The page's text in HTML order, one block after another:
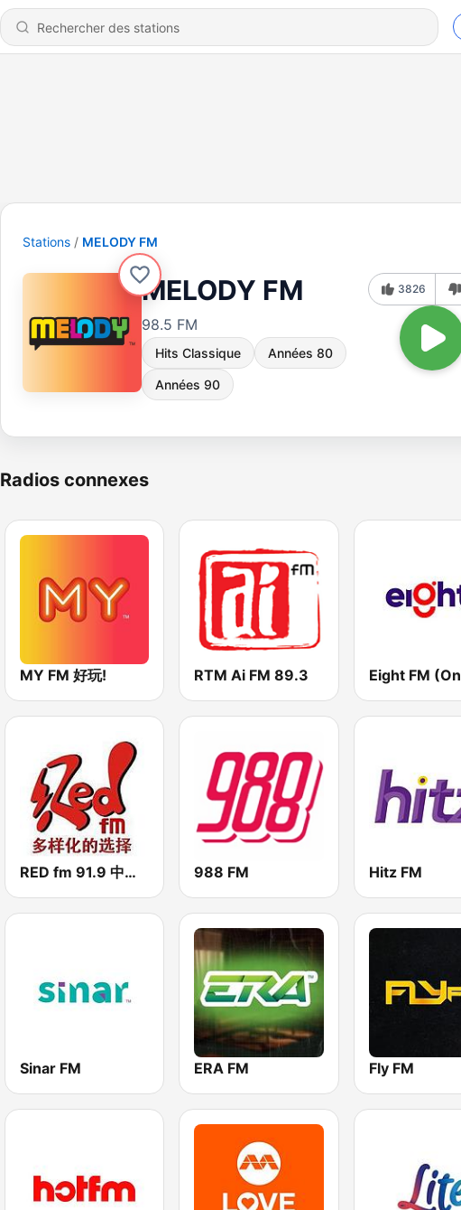
Stations MELODY FM
MELODY FM
98.5 FM
Hits Classique Années 80
Années 90
3826
Radios connexes
MY FM 好玩! RTM Ai FM 89.3
RED fm 91.9 中文台 988 FM Hitz FM
Sinar FM ERA FM Fly FM